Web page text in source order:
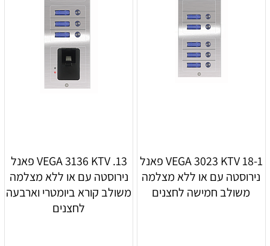
18-1 VEGA 3023 KTV פאנל
נירוסטה עם או ללא מצלמה
משולב חמישה לחצנים
13. VEGA 3136 KTV פאנל
נירוסטה עם או ללא מצלמה
משולב קורא ביומטרי וארבעה
לחצנים